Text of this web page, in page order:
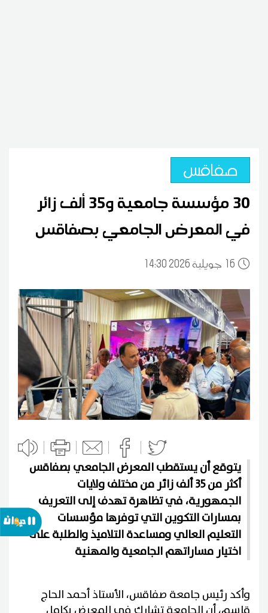
صفاقس
30 مؤسسة جامعية و35 ألف زائر
في المعرض الجامعي بصفاقس
16 14:30 2026 جويلية
يتوقع أن يستقطب المعرض الجامعي بصفاقس
أكثر من 35 ألف زائر من مختلف ولايات
الجمهورية، في تظاهرة تهدف إلى التعريف
بمسارات التكوين التي توفرها مؤسسات
التعليم العالي ومساعدة التلاميذ والطلبة على
اختيار مساراتهم الجامعية والمهنية
وأكد رئيس جامعة صفاقس، الأستاذ أحمد الحاج